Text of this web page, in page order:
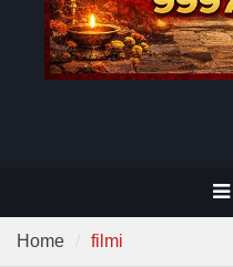
Home filmi